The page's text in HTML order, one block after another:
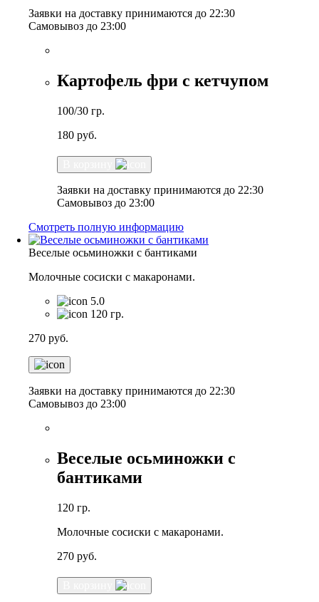
Заявки на доставку принимаются до 22:30
Самовывоз до 23:00
Картофель фри с кетчупом
100/30 гр.
180 руб.
Заявки на доставку принимаются до 22:30
Самовывоз до 23:00
Смотреть полную информацию
Веселые осьминожки с бантиками
Молочные сосиски с макаронами.
5.0
120 гр.
270 руб.
Заявки на доставку принимаются до 22:30
Самовывоз до 23:00
Веселые осьминожки с
бантиками
120 гр.
Молочные сосиски с макаронами.
270 руб.